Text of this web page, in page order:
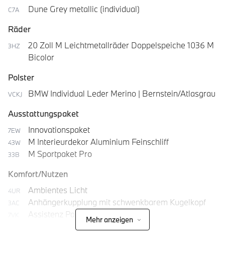
C7A
Dune Grey metallic (individual)
Räder
3HZ
20 Zoll M Leichtmetallräder Doppelspeiche 1036 M
Bicolor
Polster
VCKJ
BMW Individual Leder Merino | Bernstein/Atlasgrau
Ausstattungspaket
7EW Innovationspaket
43W M Interieurdekor Aluminium Feinschliff
33B
M Sportpaket Pro
Komfort/Nutzen
4UR Ambientes Licht
3AC Anhängerkupplung mit schwenkbarem Kugelkopf
Assistenz Paket
Komfortzugang
Mehr anzeigen